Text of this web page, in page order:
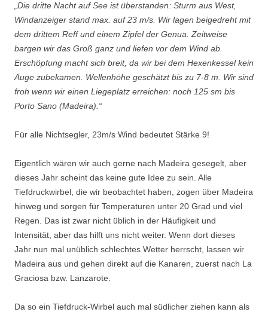
„Die dritte Nacht auf See ist überstanden: Sturm aus West,
Windanzeiger stand max. auf 23 m/s. Wir lagen beigedreht mit
dem drittem Reff und einem Zipfel der Genua. Zeitweise
bargen wir das Groß ganz und liefen vor dem Wind ab.
Erschöpfung macht sich breit, da wir bei dem Hexenkessel kein
Auge zubekamen. Wellenhöhe geschätzt bis zu 7-8 m. Wir sind
froh wenn wir einen Liegeplatz erreichen: noch 125 sm bis
Porto Sano (Madeira).“
Für alle Nichtsegler, 23m/s Wind bedeutet Stärke 9!
Eigentlich wären wir auch gerne nach Madeira gesegelt, aber
dieses Jahr scheint das keine gute Idee zu sein. Alle
Tiefdruckwirbel, die wir beobachtet haben, zogen über Madeira
hinweg und sorgen für Temperaturen unter 20 Grad und viel
Regen. Das ist zwar nicht üblich in der Häufigkeit und
Intensität, aber das hilft uns nicht weiter. Wenn dort dieses
Jahr nun mal unüblich schlechtes Wetter herrscht, lassen wir
Madeira aus und gehen direkt auf die Kanaren, zuerst nach La
Graciosa bzw. Lanzarote.
Da so ein Tiefdruck-Wirbel auch mal südlicher ziehen kann als